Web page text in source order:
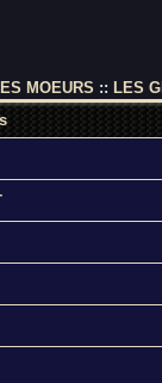
MOEURS :: LES